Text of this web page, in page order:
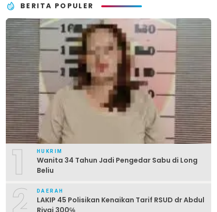
BERITA POPULER
1 HUKRIM
Wanita 34 Tahun Jadi Pengedar Sabu di Long
Beliu
2 DAERAH
LAKIP 45 Polisikan Kenaikan Tarif RSUD dr Abdul
Rivai 300℅